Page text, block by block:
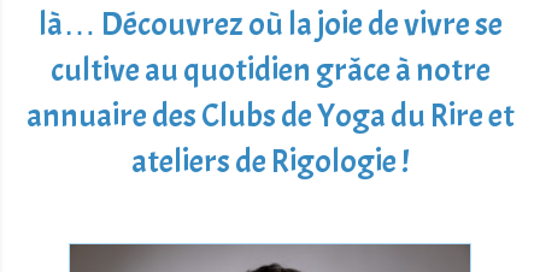
là… Découvrez où la joie de vivre se
cultive au quotidien grâce à notre
annuaire des Clubs de Yoga du Rire et
ateliers de Rigologie !